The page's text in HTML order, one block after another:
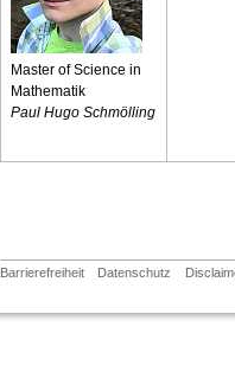
Master of Science in
Mathematik
Paul Hugo Schmölling
Barrierefreiheit Datenschutz